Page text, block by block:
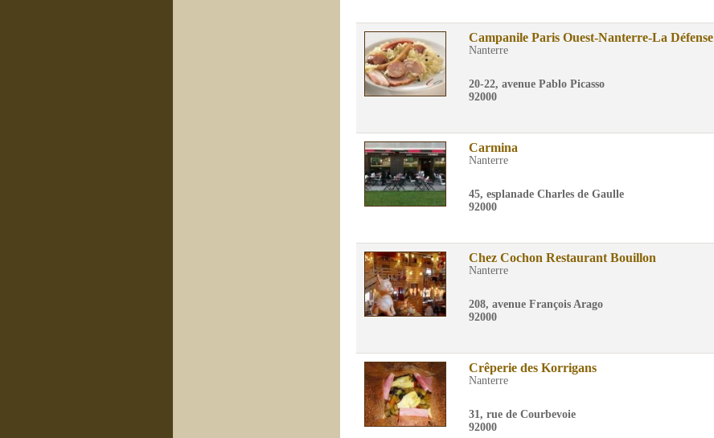
Campanile Paris Ouest-Nanterre-La Défense
Nanterre
20-22, avenue Pablo Picasso
92000
Carmina
Nanterre
45, esplanade Charles de Gaulle
92000
Chez Cochon Restaurant Bouillon
Nanterre
208, avenue François Arago
92000
Crêperie des Korrigans
Nanterre
31, rue de Courbevoie
92000